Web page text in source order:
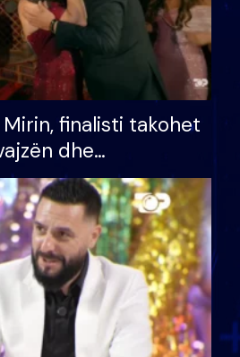
finalisti takohet
dhe
S’kemi ndonjë letër